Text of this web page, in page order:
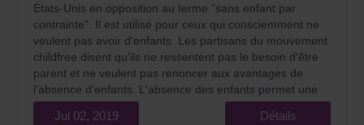
États-Unis en opposition au terme "sans enfant par
contrainte". Il est utilisé pour ceux qui consciemment ne
veulent pas avoir d'enfants. Les partisans du mouvement
childfree disent qu'ils ne ressentent pas le besoin d'être
parent et ne veulent pas renoncer aux avantages de
l'absence d'enfants. L'absence des enfants permet une
plus grande liberté personnelle, vous permet de vous
concentrer sur votre carrière, voyager, prendre soin de
Jul 02, 2019 Détails